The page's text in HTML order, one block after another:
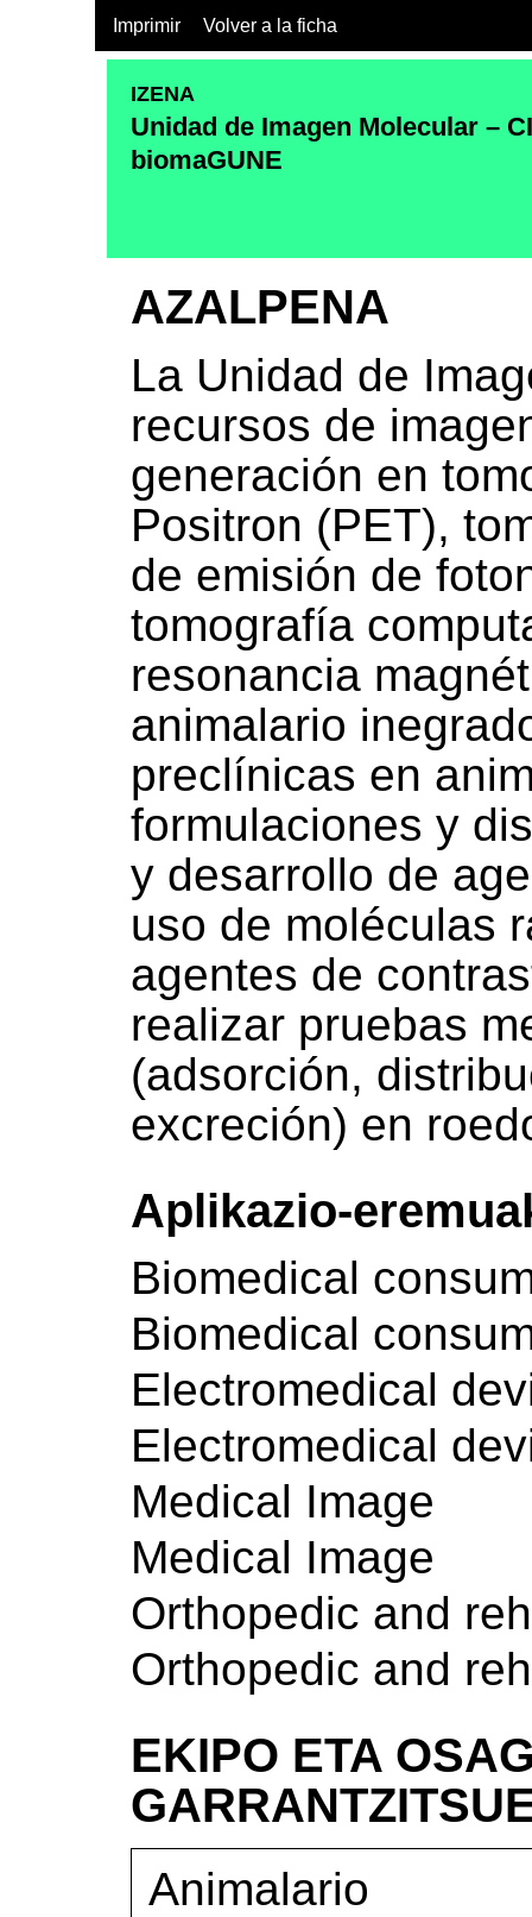
Imprimir Volver a la ficha
IZENA
Unidad de Imagen Molecular –
biomaGUNE
AZALPENA
La Unidad de
recursos de
generación en
Positron (PET),
de emisión de
tomografía
resonancia
animalario
preclínicas en
formulaciones y
y desarrollo de
uso de moléculas
agentes de
realizar pruebas
(adsorción,
excreción) en
Aplikazio-
Biomedical
Biomedical
Electromedical
Electromedical
Medical Image
Medical Image
Orthopedic and
Orthopedic and
EKIPO ETA
Animalario